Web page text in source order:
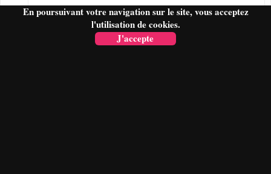
En poursuivant votre navigation sur le site, vous acceptez
l'utilisation de cookies.
J'accepte